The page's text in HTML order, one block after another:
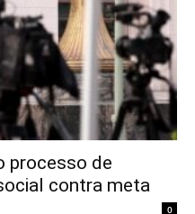
processo de
contra meta
0